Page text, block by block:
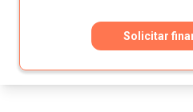
Solicitar